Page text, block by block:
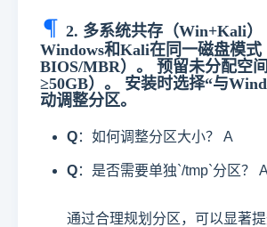
2. 多系统共存（Win+Kali）
Windows和Kali在同一磁盘模
BIOS/MBR）。 预留未分配空
≥50GB）。 安装时选择“与
动调整分区。
Q：如何调整分区大小？ A
Q：是否需要单独`/tmp`分区？ A
通过合理规划分区，可以显著